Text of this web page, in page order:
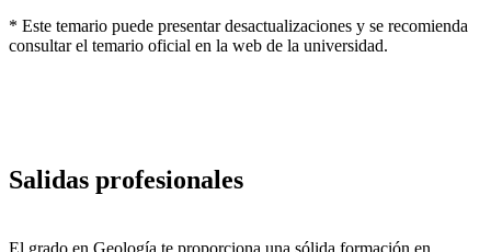
* Este temario puede presentar desactualizaciones y se recomienda
consultar el temario oficial en la web de la universidad.
Salidas profesionales